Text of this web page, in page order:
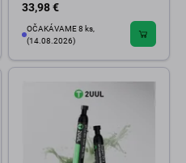
33,98 €
OČAKÁVAME 8 ks,
(14.08.2026)